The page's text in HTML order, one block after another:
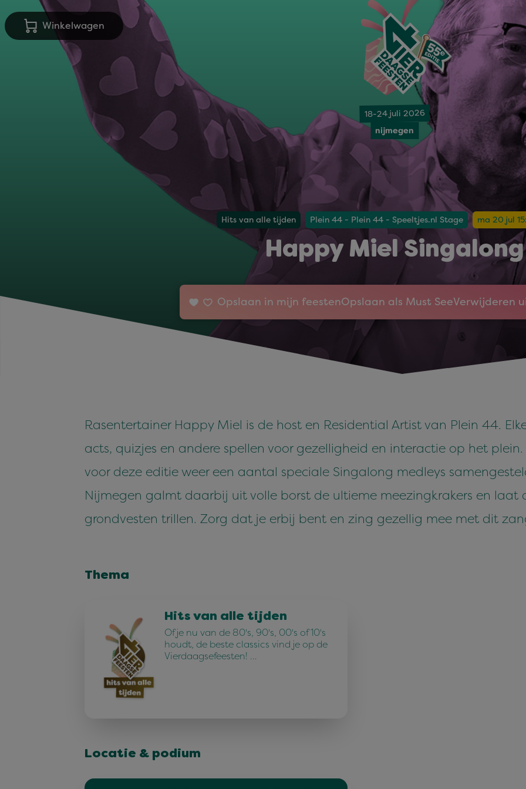
Winkelwagen
18-24 juli 2026
nijmegen
Hits van alle tijden Plein 44 - Plein 44 - Speeltjes.nl Stage ma 20 jul
Happy Miel Singalong
Opslaan in mijn feestenOpslaan als Must SeeVerwijderen
Rasentertainer Happy Miel is de host en Residential Artist van Plein 44.
acts, quizjes en andere spellen voor gezelligheid en interactie op het
voor deze editie weer een aantal speciale Singalong medleys
Nijmegen galmt daarbij uit volle borst de ultieme meezingkrakers en laat
grondvesten trillen. Zorg dat je erbij bent en zing gezellig mee met dit
Thema
Hits van alle tijden
Of je nu van de 80's, 90's, 00's of 10's
houdt, de beste classics vind je op de
Vierdaagsefeesten! …
Locatie & podium